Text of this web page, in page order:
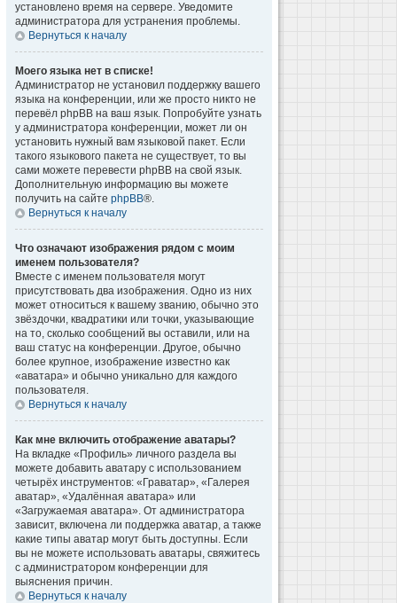
установлено время на сервере. Уведомите
администратора для устранения проблемы.
Вернуться к началу
Моего языка нет в списке!
Администратор не установил поддержку вашего
языка на конференции, или же просто никто не
перевёл phpBB на ваш язык. Попробуйте узнать
у администратора конференции, может ли он
установить нужный вам языковой пакет. Если
такого языкового пакета не существует, то вы
сами можете перевести phpBB на свой язык.
Дополнительную информацию вы можете
получить на сайте phpBB®.
Вернуться к началу
Что означают изображения рядом с моим
именем пользователя?
Вместе с именем пользователя могут
присутствовать два изображения. Одно из них
может относиться к вашему званию, обычно это
звёздочки, квадратики или точки, указывающие
на то, сколько сообщений вы оставили, или на
ваш статус на конференции. Другое, обычно
более крупное, изображение известно как
«аватара» и обычно уникально для каждого
пользователя.
Вернуться к началу
Как мне включить отображение аватары?
На вкладке «Профиль» личного раздела вы
можете добавить аватару с использованием
четырёх инструментов: «Граватар», «Галерея
аватар», «Удалённая аватара» или
«Загружаемая аватара». От администратора
зависит, включена ли поддержка аватар, а также
какие типы аватар могут быть доступны. Если
вы не можете использовать аватары, свяжитесь
с администратором конференции для
выяснения причин.
Вернуться к началу